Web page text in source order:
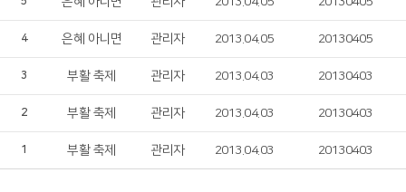
4 은혜 아니면 관리자 2013.04.05 20130405
3 부활 축제 관리자 2013.04.03 20130403
2 부활 축제 관리자 2013.04.03 20130403
1 부활 축제 관리자 2013.04.03 20130403